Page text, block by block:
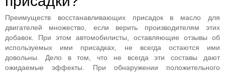
Преимуществ восстанавливающих присадок в масло для
двигателей множество, если верить производителям этих
добавок. При этом автомобилисты, оставляющие отзывы об
используемых ими присадках, не всегда остаются ими
довольны. Дело в том, что не всегда эти составы дают
ожидаемые эффекты. При обнаружении положительного